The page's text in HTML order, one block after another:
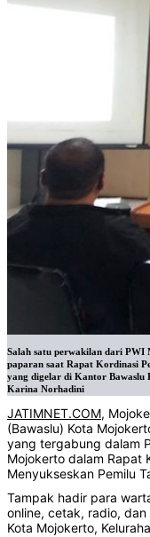
Salah satu perwakilan dari
paparan saat Rapat Kordinasi
yang digelar di Kantor Bawaslu
Karina Norhadini
JATIMNET.COM,
(Bawaslu) Kota
yang tergabung dalam
Mojokerto dalam Rapat
Menyukseskan Pemilu
Tampak hadir para
online, cetak, radio,
Kota Mojokerto,